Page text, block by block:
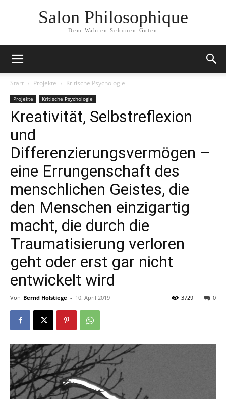
Salon Philosophique
Dem Wahren Schönen Guten
Start Projekte Kritische Psychologie
Projekte Kritische Psychologie
Kreativität, Selbstreflexion
und
Differenzierungsvermögen –
eine Errungenschaft des
menschlichen Geistes, die
den Menschen einzigartig
macht, die durch die
Traumatisierung verloren
geht oder erst gar nicht
entwickelt wird
Von Bernd Holstiege - 10. April 2019 0
3729